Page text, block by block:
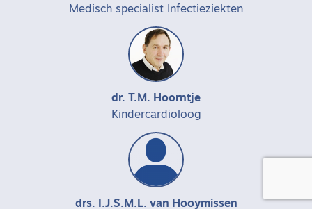
Medisch specialist Infectieziekten
dr. T.M. Hoorntje
Kindercardioloog
drs. I.J.S.M.L. van Hooymissen